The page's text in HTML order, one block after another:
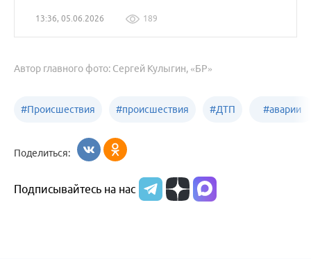
13:36, 05.06.2026 189
Автор главного фото: Сергей Кулыгин, «БР»
#Происшествия #происшествия
Алтайский край
#ДТП #аварии
Поделиться:
Подписывайтесь на нас